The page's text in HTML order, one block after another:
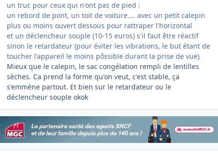
un truc pour ceux qui n'ont pas de pied :
un rebord de pont, un toit de voiture.... avec un petit calepin
plus ou moins ouvert dessous pour rattraper l'horizontal
et un déclencheur souple (10-15 euros) s'il faut être réactif
sinon le retardateur (pour éviter les vibrations, le but étant de
toucher l'appareil le moins pôssible durant la prise de vue)
Mieux que le calepin, le sac congélation rempli de lentilles
sèches. Ca prend la forme qu'on veut, c'est stable, ça
s'emmène partout. Et bien sur le retardateur ou le
déclencheur souple okok